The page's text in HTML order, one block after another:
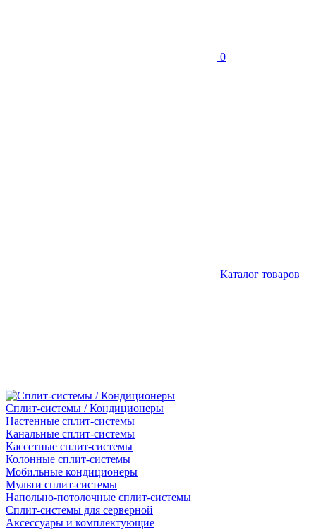
0
Каталог товаров
Сплит-системы / Кондиционеры
Настенные сплит-системы
Канальные сплит-системы
Кассетные сплит-системы
Колонные сплит-системы
Мобильные кондиционеры
Мульти сплит-системы
Напольно-потолочные сплит-системы
Сплит-системы для серверной
Аксессуары и комплектующие